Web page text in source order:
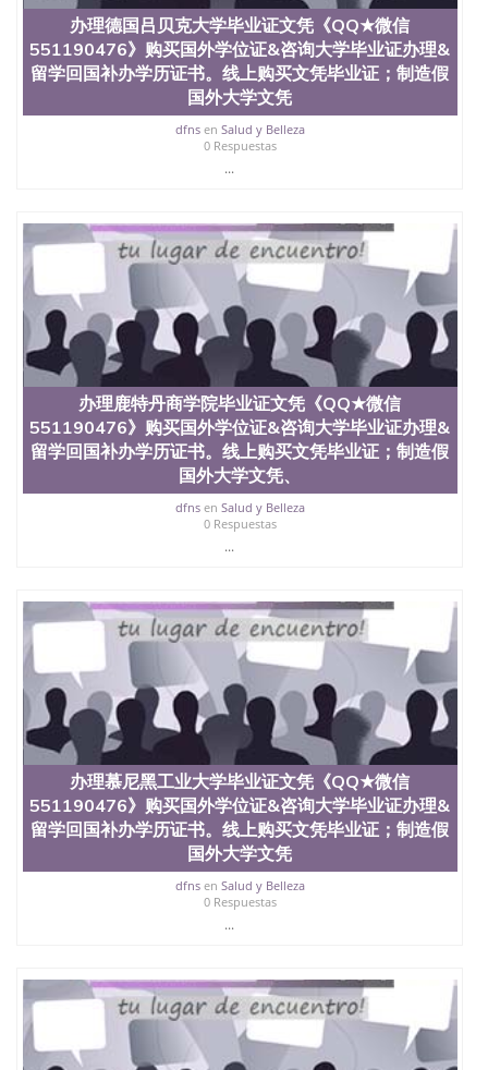
国外资格证书办理QQ微信551190476如何办理学历认
证QQ微信551190476海外文凭认证办理QQ微信
551190476 圣何塞州立大学（San Jose State
University, 又译为“圣荷西州立大学”）成立于1857
年，简称SJSU，是加州历史悠久的大学之一，也是美
西地区的公立大学之一。位于圣何塞市San Jose中
心，占地154公顷。它是一所位于加利福尼亚州的著
名综合性公立大学，它以极高的就业率，全美名列前
合性大学，每年有来自世界各地的成百上千的海外学
生前往求学。 至今，这是一所在世界上享有学术地
位、声誉、实习机会和影响力的高等教育机构，并获
誉为美国本科教育质量的核心代表。其计算机系与会
计系更是在当今美国大学教学排名中表现优异。其毕
业生大多可以在其所处地域的世界硅谷中心得到工作
机会。许多硅谷公司甚至在学生大三和大四的学期提
供许多相应科系的实习机会。无论是加州大学系统
(UC)，还是加州州立大学系统(CSU), 圣何塞州立大学
都占据着加州所有大学中的地理位置。 圣何塞州立大
学座落于硅谷(Silicon Valley), 于附近的旧金山-圣何塞
地区为全美的重要科技中心。约有学生三万人，超过
134种学士学科和65个硕士学科，并有来自世界60余
国的学生来此就读。其有名的科系如计算机科学，电
子工程学，工商管理学，艺术设计，和航空学等，深
定金下单； 3、公司确认到账转制作点做电子图；
4、电子图做好发给客户确认； 5、电子图确认好转成
品部做成品； 6、成品做好拍照或者视频确认再付余
款； 7、快递给客户（国内顺丰，国外DHL）。 三、
真实网上可查的证明材料 1、教育部学历学位认证，
留服真实存档可查，存档。 2、留学回国人员证明
（使馆认证），使馆网站真实存档可查。 3、留信网
真实可查认证办理，存档可查，终身受用。 四、办理
流程农业科学院、艺术与建筑学院、商学院、交流学
院、地球及物质科学院、教育学院、工程学院、健康
与人类发展学院、信息工程与科学学院、人文学院、
护理学院、科学学院等。学校的教育学院排名在全美
前十名，工学院排名在前十五名，且继续攀升中。纽
约大学为学生们提供本科、硕士及博士学位。学校的
专业课程包括：会计学、MBA、财务、教育、建筑工
程、经济、医学、护理、文学、音乐、生物学、统计
学、美术、电子工程、天文学、农业、环境污染控
理、材料科学、机械工程、航天工程、土木工程、数
学、化学、英语、社会科学、心理学、戏剧、市场营
销、机械工程、计算机科学、物理学、人工智能、商
科、金融专业 1、客户提供相关材料，确定客户办理
信息，给出操作方案； 2、补充毕业证成绩单等相关
办理德国吕贝克大学毕业证文凭《QQ★微信
551190476》购买国外学位证&咨询大学毕业证办理&
留学回国补办学历证书。线上购买文凭毕业证；制造假
国外大学文凭
dfnsen Salud y Belleza
0 Respuestas
...
办理鹿特丹商学院毕业证文凭《QQ★微信
551190476》购买国外学位证&咨询大学毕业证办理&
留学回国补办学历证书。线上购买文凭毕业证；制造假
国外大学文凭、
dfnsen Salud y Belleza
0 Respuestas
...
办理慕尼黑工业大学毕业证文凭《QQ★微信
551190476》购买国外学位证&咨询大学毕业证办理&
留学回国补办学历证书。线上购买文凭毕业证；制造假
国外大学文凭
dfnsen Salud y Belleza
0 Respuestas
...